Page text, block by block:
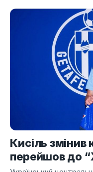
Кисіль змінив
перейшов до